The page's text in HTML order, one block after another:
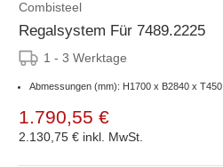
Combisteel
Regalsystem Für 7489.2225
1 - 3 Werktage
Abmessungen (mm): H1700 x B2840 x T450
1.790,55 €
2.130,75 € inkl. MwSt.